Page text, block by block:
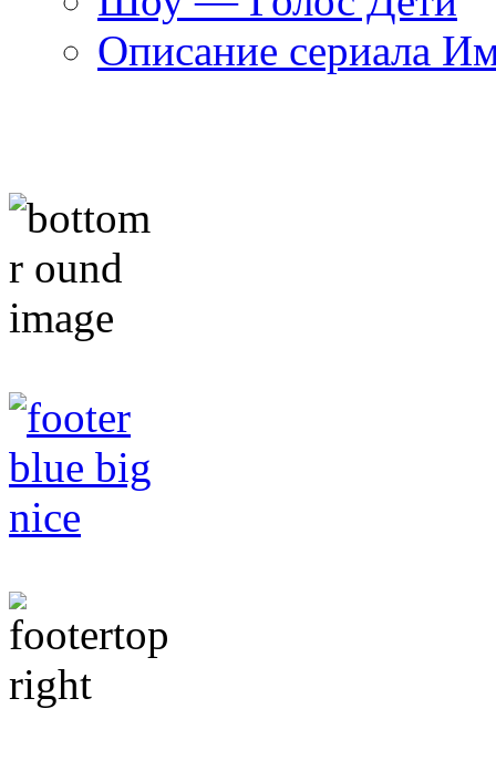
Описание сериала